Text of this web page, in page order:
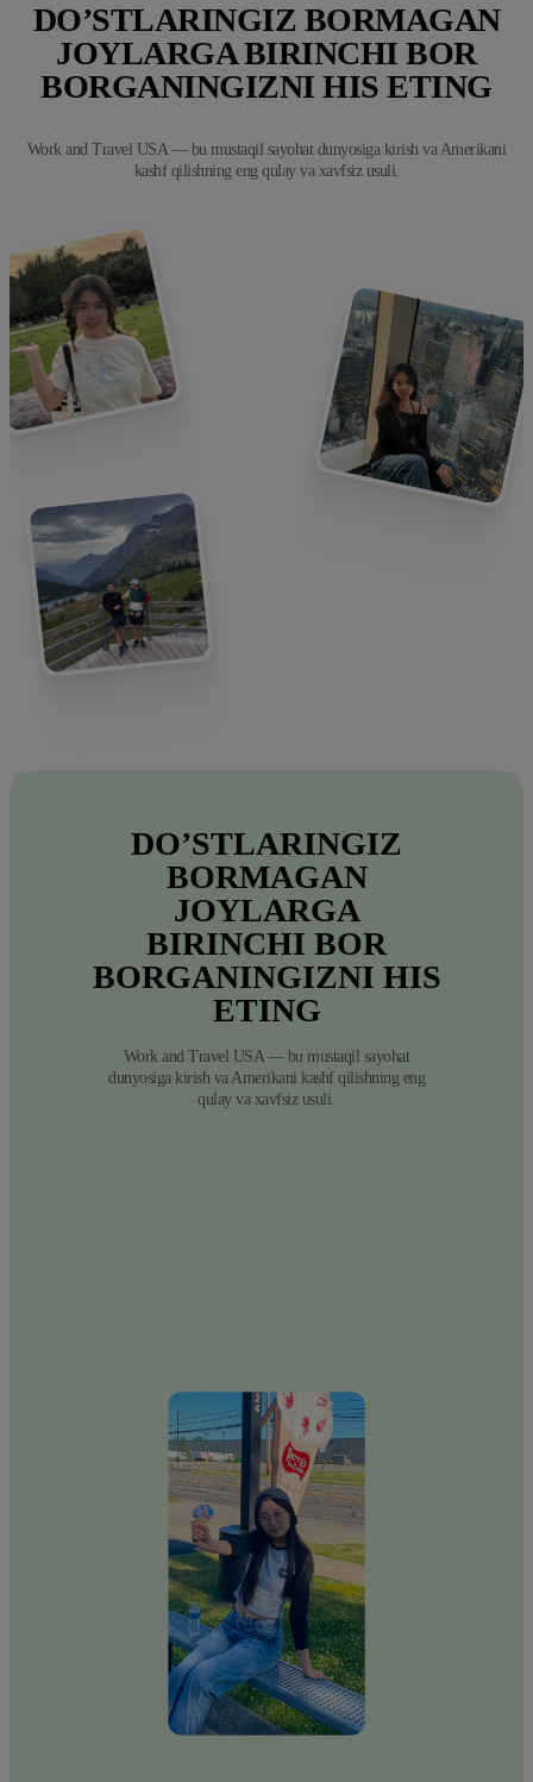
DO’STLARINGIZ BORMAGAN
JOYLARGA BIRINCHI BOR
BORGANINGIZNI HIS ETING
Work and Travel USA — bu mustaqil sayohat dunyosiga kirish va Amerikani
kashf qilishning eng qulay va xavfsiz usuli.
DO’STLARINGIZ
BORMAGAN
JOYLARGA
BIRINCHI BOR
BORGANINGIZNI HIS
ETING
Work and Travel USA — bu mustaqil sayohat
dunyosiga kirish va Amerikani kashf qilishning eng
qulay va xavfsiz usuli.